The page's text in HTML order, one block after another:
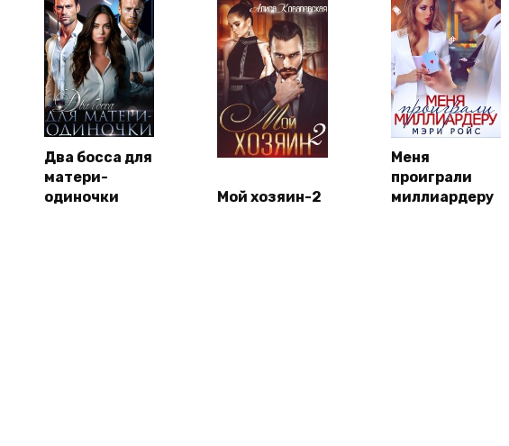
Два босса для
матери-
одиночки
Мой хозяин-2
Меня
проиграли
миллиардеру